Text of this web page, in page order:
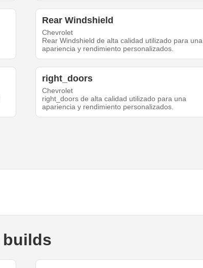
Rear Windshield
Chevrolet
Rear Windshield de alta calidad utilizado para una
apariencia y rendimiento personalizados.
right_doors
Chevrolet
right_doors de alta calidad utilizado para una
apariencia y rendimiento personalizados.
builds